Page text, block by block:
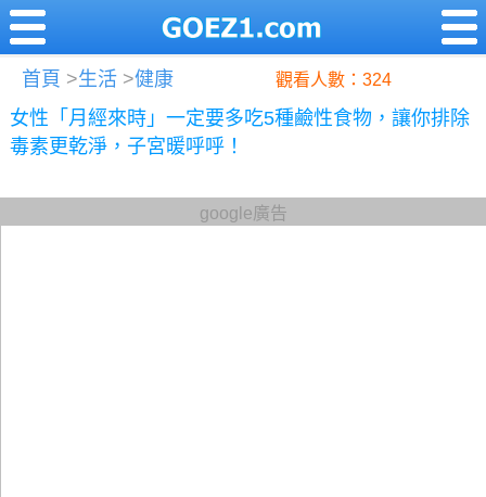
首頁 >生活 >健康 觀看人數：324
女性「月經來時」一定要多吃5種鹼性食物，讓你排除
毒素更乾淨，子宮暖呼呼！
google廣告